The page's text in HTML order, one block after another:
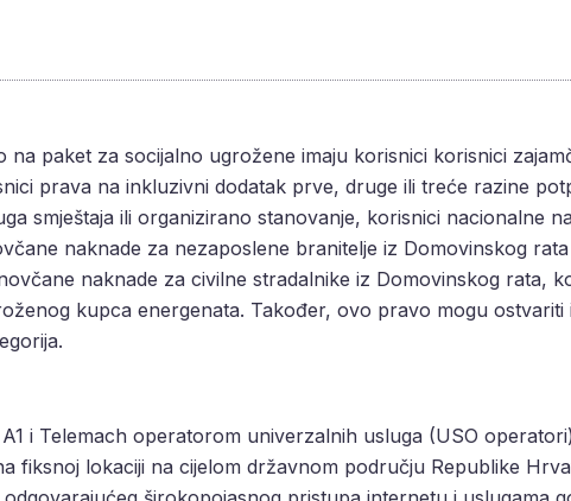
na paket za socijalno ugrožene imaju korisnici korisnici
prava na inkluzivni dodatak prve, druge ili treće razine
smještaja ili organizirano stanovanje, korisnici nacionalne
naknade za nezaposlene branitelje iz Domovinskog
naknade za civilne stradalnike iz Domovinskog rata,
kupca energenata. Također, ovo pravo mogu ostvariti
i Telemach operatorom univerzalnih usluga (USO
fiksnoj lokaciji na cijelom državnom području Republike